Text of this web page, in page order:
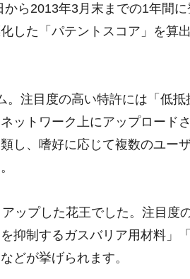
ら2013年3月末までの1年間
した「パテントスコア」を算
注目度の高い特許には「低
ットワーク上にアップロード
し、嗜好に応じて複数のユー
ップした花王でした。注目度
抑制するガスバリア用材料」
どが挙げられます。